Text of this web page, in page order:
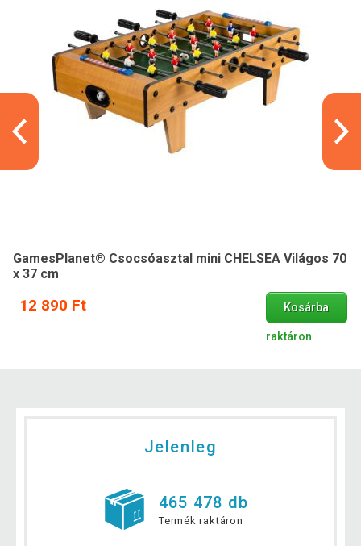
GamesPlanet® Csocsóasztal mini CHELSEA Világos 70
x 37 cm
12 890 Ft Kosárba
raktáron
Jelenleg
465 478 db
Termék raktáron